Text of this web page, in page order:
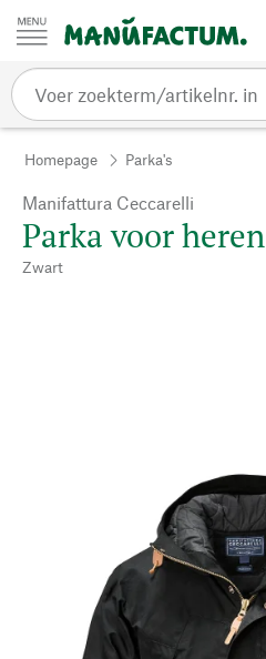
Passer au contenu
Homepage Parka's
Manifattura Ceccarelli
Parka voor heren
Zwart